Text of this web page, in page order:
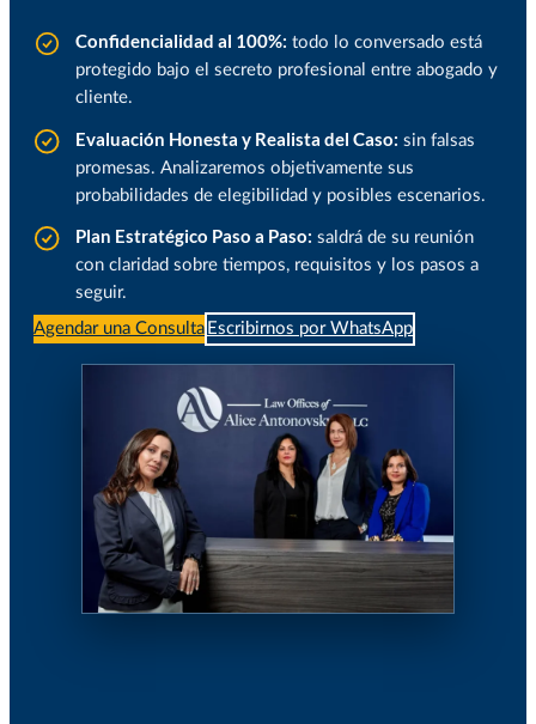
Confidencialidad al 100%: todo lo conversado está
protegido bajo el secreto profesional entre abogado y
cliente.
Evaluación Honesta y Realista del Caso: sin falsas
promesas. Analizaremos objetivamente sus
probabilidades de elegibilidad y posibles escenarios.
Plan Estratégico Paso a Paso: saldrá de su reunión
con claridad sobre tiempos, requisitos y los pasos a
seguir.
Agendar una Consulta Escribirnos por WhatsApp